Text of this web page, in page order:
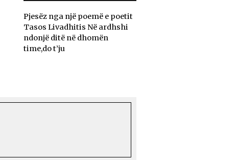
Pjesëz nga një poemë e poetit
Tasos Livadhitis Në ardhshi
ndonjë ditë në dhomën
time,do t’ju